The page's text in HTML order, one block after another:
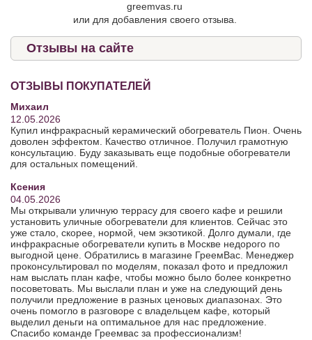
greemvas.ru
или для добавления своего отзыва.
Отзывы на сайте
ОТЗЫВЫ ПОКУПАТЕЛЕЙ
Михаил
12.05.2026
Купил инфракрасный керамический обогреватель Пион. Очень
доволен эффектом. Качество отличное. Получил грамотную
консультацию. Буду заказывать еще подобные обогреватели
для остальных помещений.
Ксения
04.05.2026
Мы открывали уличную террасу для своего кафе и решили
установить уличные обогреватели для клиентов. Сейчас это
уже стало, скорее, нормой, чем экзотикой. Долго думали, где
инфракрасные обогреватели купить в Москве недорого по
выгодной цене. Обратились в магазине ГреемВас. Менеджер
проконсультировал по моделям, показал фото и предложил
нам выслать план кафе, чтобы можно было более конкретно
посоветовать. Мы выслали план и уже на следующий день
получили предложение в разных ценовых диапазонах. Это
очень помогло в разговоре с владельцем кафе, который
выделил деньги на оптимальное для нас предложение.
Спасибо команде Греемвас за профессионализм!